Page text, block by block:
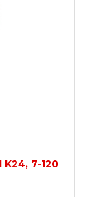
K24, 7-120